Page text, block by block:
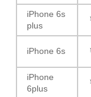
iPhone 6s
plus
iPhone 6s
iPhone
6plus